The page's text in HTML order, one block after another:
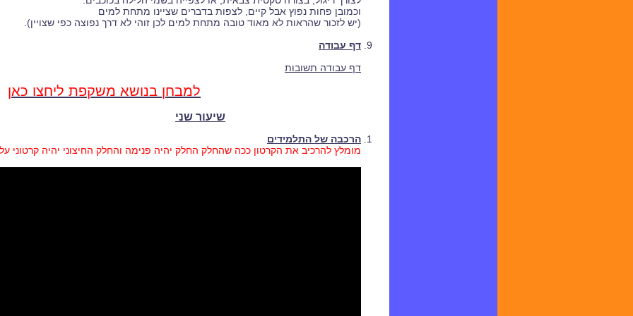
וכמובן פחות נפוץ אבל קיים, לצפות בדברים שציינו מתחת למים
(יש לזכור שהראות לא מאוד טובה מתחת למים לכן זוהי לא דרך נפוצה כפי שצויין).
דף עבודה
דף עבודה תשובות
למבחן בנושא משקפת ליחצו כאן
​שיעור שני
הרכבה של התלמידים
מומלץ להרכיב את הקרטון ככה שהחלק החלק יהיה פנימה והחלק החיצוני יהיה קרטוני